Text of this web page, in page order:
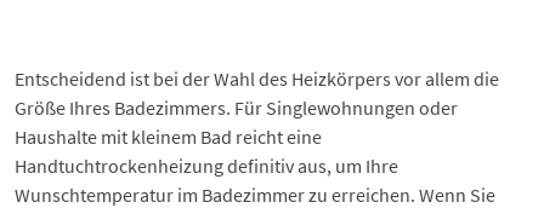
Entscheidend ist bei der Wahl des Heizkörpers vor allem die
Größe Ihres Badezimmers. Für Singlewohnungen oder
Haushalte mit kleinem Bad reicht eine
Handtuchtrockenheizung definitiv aus, um Ihre
Wunschtemperatur im Badezimmer zu erreichen. Wenn Sie